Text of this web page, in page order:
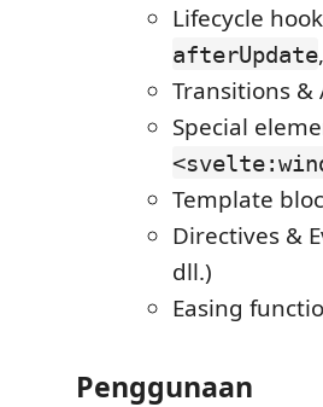
Lifecycle
afterUpdate
Transitions &
Special
Template
Directives &
dll.)
Easing
Penggunaan